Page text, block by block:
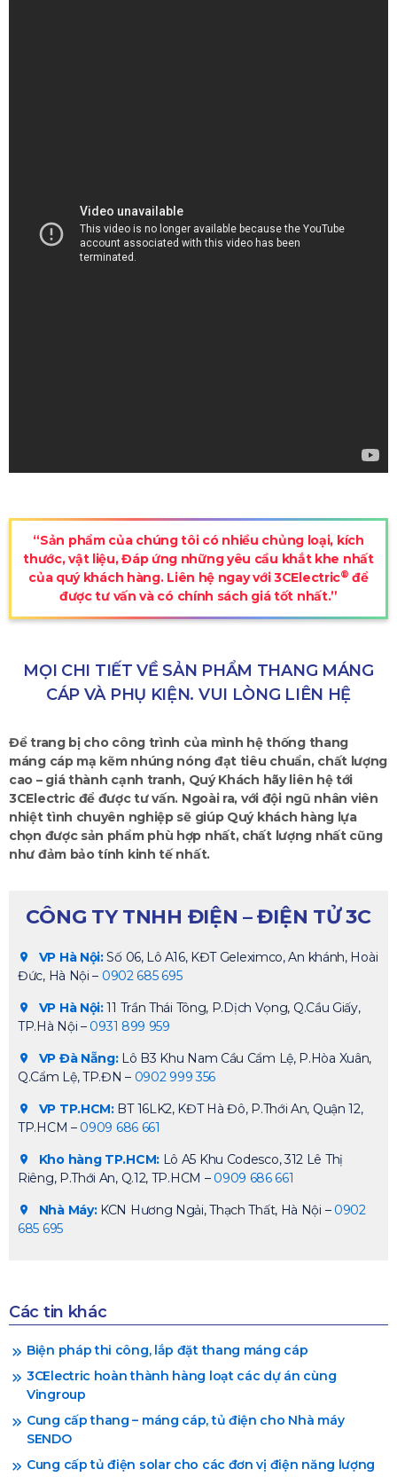
“Sản phẩm của chúng tôi có nhiều chủng loại, kích
thước, vật liệu, Đáp ứng những yêu cầu khắt khe nhất
của quý khách hàng. Liên hệ ngay với 3CElectric® để
được tư vấn và có chính sách giá tốt nhất.”
MỌI CHI TIẾT VỀ SẢN PHẨM THANG MÁNG
CÁP VÀ PHỤ KIỆN. VUI LÒNG LIÊN HỆ
Để trang bị cho công trình của mình hệ thống thang
máng cáp mạ kẽm nhúng nóng đạt tiêu chuẩn, chất lượng
cao – giá thành cạnh tranh, Quý Khách hãy liên hệ tới
3CElectric để được tư vấn. Ngoài ra, với đội ngũ nhân viên
nhiệt tình chuyên nghiệp sẽ giúp Quý khách hàng lựa
chọn được sản phẩm phù hợp nhất, chất lượng nhất cũng
như đảm bảo tính kinh tế nhất.
CÔNG TY TNHH ĐIỆN – ĐIỆN TỬ 3C
VP Hà Nội:Số 06, Lô A16, KĐT Geleximco, An khánh, Hoài
Đức, Hà Nội – 0902 685 695
VP Hà Nội:11 Trần Thái Tông, P.Dịch Vọng, Q.Cầu Giấy,
TP.Hà Nội – 0931 899 959
VP Đà Nẵng:Lô B3 Khu Nam Cầu Cẩm Lệ, P.Hòa Xuân,
Q.Cẩm Lệ, TP.ĐN – 0902 999 356
VP TP.HCM:BT 16LK2, KĐT Hà Đô, P.Thới An, Quận 12,
TP.HCM – 0909 686 661
Kho hàng TP.HCM:Lô A5 Khu Codesco, 312 Lê Thị
Riêng, P.Thới An, Q.12, TP.HCM – 0909 686 661
Nhà Máy:KCN Hương Ngải, Thạch Thất, Hà Nội – 0902
685 695
Các tin khác
Biện pháp thi công, lắp đặt thang máng cáp
3CElectric hoàn thành hàng loạt các dự án cùng
Vingroup
Cung cấp thang – máng cáp, tủ điện cho Nhà máy
SENDO
Cung cấp tủ điện solar cho các đơn vị điện năng lượng